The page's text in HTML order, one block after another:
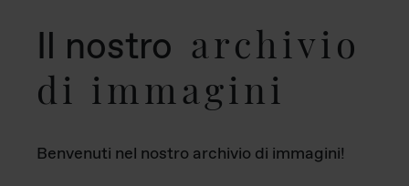
Il nostro archivio
di immagini
Benvenuti nel nostro archivio di immagini!